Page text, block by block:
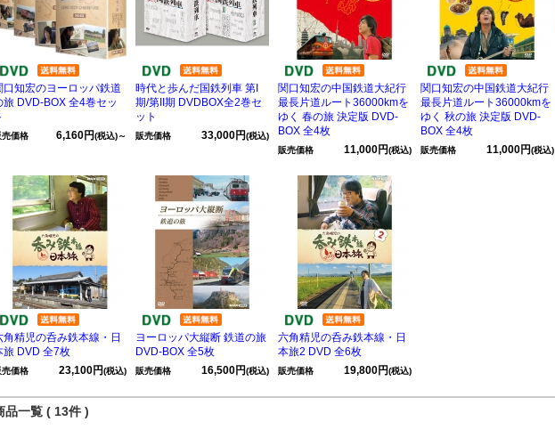
口知宏のヨーロッパ鉄道
旅 DVD-BOX 全4巻セッ
売価格 6,160円(税込)～
時代と歩んだ国鉄列車 第I
期/第II期 DVDBOX全2巻セ
ット
販売価格 33,000円(税込)
関口知宏の中国鉄道大紀行
最長片道ルート36000kmを
ゆく 春の旅 決定版 DVD-
BOX 全4枚
販売価格 11,000円(税込)
関口知宏の中国鉄道大紀行
最長片道ルート36000kmを
ゆく 秋の旅 決定版 DVD-
BOX 全4枚
販売価格 11,000円(税込)
角精児の呑み鉄本線・日
旅 DVD 全7枚
売価格 23,100円(税込)
ヨーロッパ大縦断 鉄道の旅
DVD-BOX 全5枚
販売価格 16,500円(税込)
六角精児の呑み鉄本線・日
本旅2 DVD 全6枚
販売価格 19,800円(税込)
品一覧 ( 13件 )